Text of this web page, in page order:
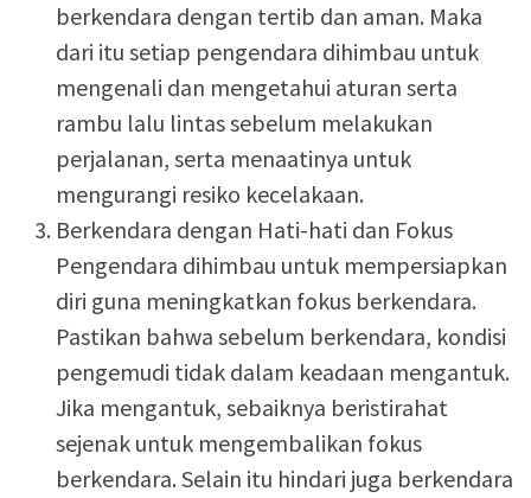
berkendara dengan tertib dan aman. Maka
dari itu setiap pengendara dihimbau untuk
mengenali dan mengetahui aturan serta
rambu lalu lintas sebelum melakukan
perjalanan, serta menaatinya untuk
mengurangi resiko kecelakaan.
Berkendara dengan Hati-hati dan Fokus
Pengendara dihimbau untuk mempersiapkan
diri guna meningkatkan fokus berkendara.
Pastikan bahwa sebelum berkendara, kondisi
pengemudi tidak dalam keadaan mengantuk.
Jika mengantuk, sebaiknya beristirahat
sejenak untuk mengembalikan fokus
berkendara. Selain itu hindari juga berkendara